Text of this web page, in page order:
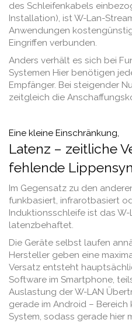
des Schleifenkabels
Installation), ist W-Lan-
Anwendungen
Eingriffen verbunden.
Anders verhält es sich bei
Systemen Hier benötigen
Empfänger. Bei steigender
zeitgleich die
Eine kleine Einschränkung,
Latenz – zeitliche
fehlende
Im Gegensatz zu den
funkbasiert, infrarotbasiert
Induktionsschleife ist das
latenzbehaftet.
Die Geräte selbst laufen
Hersteller geben eine
Versatz entsteht
Software im Smartphone,
Auslastung der W-LAN
gerade im Android – Bereich
System, sodass gerade hier